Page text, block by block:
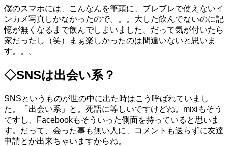
僕のスマホには、こんなんを筆頭に、ブレブレで使えないイ
ンカメ写真しかなかったので。。。大した飲んでないのに記
憶が無くなるまで飲んでしまいました。だって気が付いたら
家だったし（笑）まぁ楽しかったのは間違いないと思いま
す。。。
◇SNSは出会い系？
SNSというものが世の中に出た時はこう呼ばれていまし
た。「出会い系」と。死語に等しいですけどね。mixiもそう
ですし、Facebookもそういった側面を持っていると思いま
す。だって、会った事も無い人に、コメントも送らずに友達
申請とか出来ちゃいますからね。